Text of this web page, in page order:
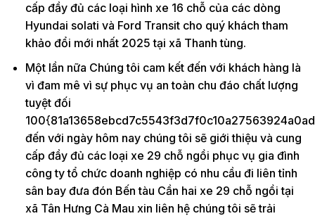
cấp đầy đủ các loại hình xe 16 chỗ của các dòng
Hyundai solati và Ford Transit cho quý khách tham
khảo đổi mới nhất 2025 tại xã Thanh tùng.
Một lần nữa Chúng tôi cam kết đến với khách hàng là
vì đam mê vì sự phục vụ an toàn chu đáo chất lượng
tuyệt đối
đến với ngày hôm nay chúng tôi sẽ giới thiệu và cung
cấp đầy đủ các loại xe 29 chỗ ngồi phục vụ gia đình
công ty tổ chức doanh nghiệp có nhu cầu đi liên tỉnh
sân bay đưa đón Bến tàu Cần hai xe 29 chỗ ngồi tại
xã Tân Hưng Cà Mau xin liên hệ chúng tôi sẽ trải